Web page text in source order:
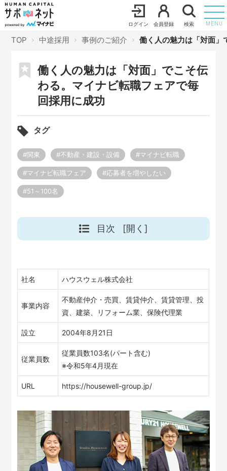
ログイン 会員登録 検索 MENU
TOP 中途採用 事例のご紹介 働く人の魅力は「対面」
働く人の魅力は「対面」でこそ伝
わる。マイナビ転職フェアで毎
回採用に成功
タグ
#関東 #不動産・建設・設備 #マイナビ転職
#マイナビ転職フェア #応募者を増やしたい
#51～100名
目次 [開く]
社名 ハウスウェル株式会社
事業内容
不動産仲介・売買、賃貸仲介、賃貸管理、投
資、建築、リフォーム業、保険代理業
設立 2004年8月21日
従業員数
従業員数103名(パート含む)
※令和5年4月現在
URL https://housewell-group.jp/